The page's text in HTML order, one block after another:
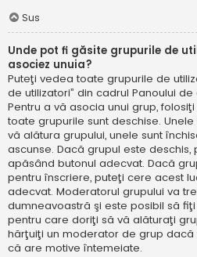
Sus
Unde pot fi găsite grupurile de
asociez unuia?
Puteţi vedea toate grupurile de
de utilizatori” din cadrul Panoului
Pentru a vă asocia unui grup,
toate grupurile sunt deschise.
vă alătura grupului, unele sunt
ascunse. Dacă grupul este deschis,
apăsând butonul adecvat. Dacă
pentru înscriere, puteţi cere acest
adecvat. Moderatorul grupului va
dumneavoastră şi este posibil să
pentru care doriţi să vă alăturaţi
hărţuiţi un moderator de grup
că are motive întemeiate.